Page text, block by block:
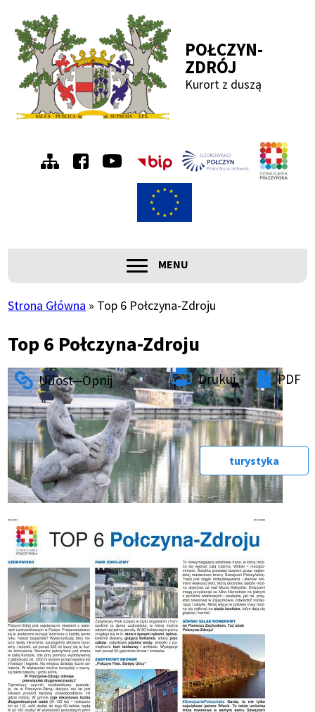
Przejdź
do
menu
Przejdź
do
treści
Przejdź
do
wyszukiwania
Przejdź
do
stopki
POŁCZYN-
ZDRÓJ
Kurort z duszą
Menu
prawe
Główna
nawigacja
ROZWIŃ
MENU
nawigacyjna
Strona Główna Top 6 Połczyna-Zdroju
Top 6 Połczyna-Zdroju
Drukuj PDF
turystyka